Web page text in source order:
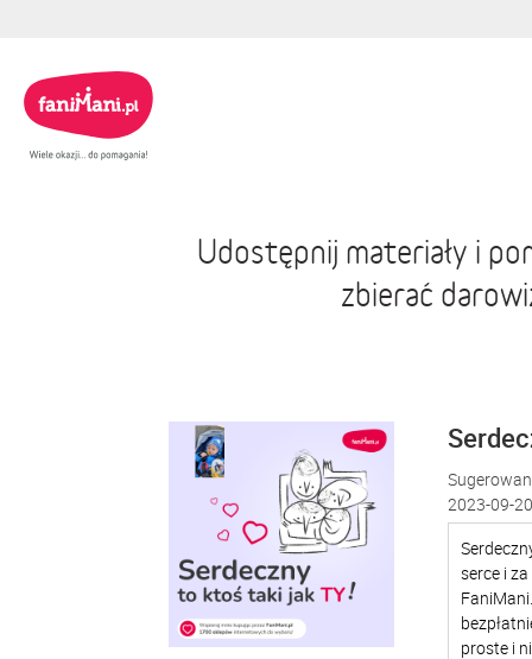
Udostępnij materiały i
zbierać
2023-09-